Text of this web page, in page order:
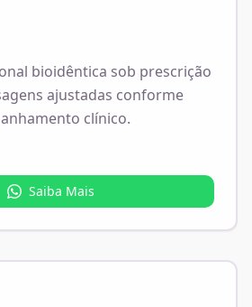
bioidêntica sob prescrição
ajustadas conforme
clínico.
Saiba Mais